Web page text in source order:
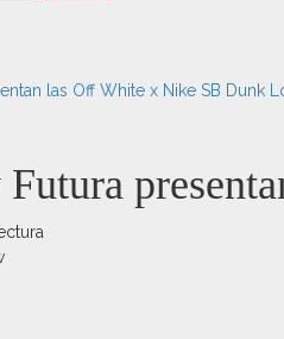
las Off White x Nike SB Dunk